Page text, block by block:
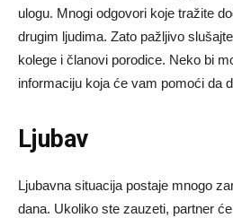
ulogu. Mnogi odgovori koje tražite
drugim ljudima. Zato pažljivo
kolege i članovi porodice. Neko bi
informaciju koja će vam pomoći da
Ljubav
Ljubavna situacija postaje mnogo
dana. Ukoliko ste zauzeti, partner